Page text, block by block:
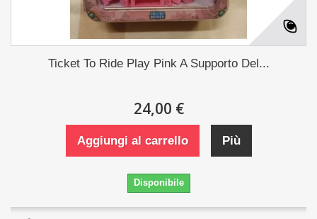
Ticket To Ride Play Pink A Supporto Del...
24,00 €
Aggiungi al carrello Più
Disponibile